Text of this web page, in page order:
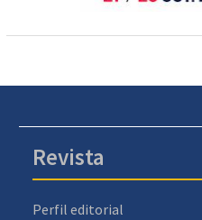
Revista
Perfil editorial